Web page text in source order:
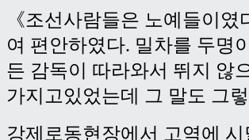
《조선사람들은 노예들이
여 편안하였다. 밀차를 두명
든 감독이 따라와서 뛰지 않
가지고있었는데 그 말도 그
강제로동현장에서 고역에